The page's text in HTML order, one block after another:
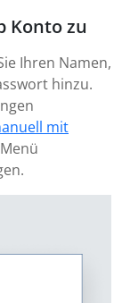
Konto zu
Ihren Namen,
hinzu.
mit